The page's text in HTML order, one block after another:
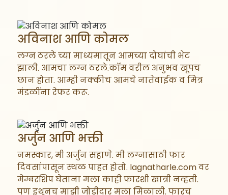
अविनाश आणि कोमल
लग्न ठरले च्या माध्यमातून आमच्या दोघांची भेट
झाली. आमचा लग्न ठरले.कॉम वरील अनुभव खूपच
छान होता. आम्ही नक्कीच आमचे नातेवाईक व मित्र
मंडळींना रेफर करू.
अर्जुन आणि भक्ती
नमस्कार, मी अर्जुन सहाणे. मी लग्नासाठी फार
दिवसांपासून स्थळ पाहत होतो. lagnatharle.com वर
मेम्बरशिप घेताना मला काही फारशी खात्री नव्हती.
पण इथूनच माझी जोडीदार मला मिळाली. फारच